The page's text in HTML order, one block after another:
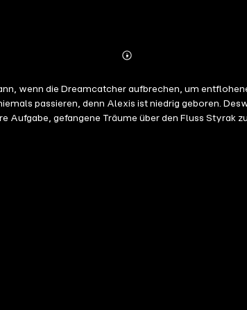
Mehr
wenn die Dreamcatcher aufbrechen, um
passieren, denn Alexis ist niedrig geboren.
Aufgabe, gefangene Träume über den Fluss